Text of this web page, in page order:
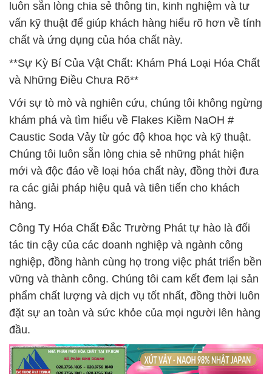
luôn sẵn lòng chia sẻ thông tin, kinh nghiệm và tư
vấn kỹ thuật để giúp khách hàng hiểu rõ hơn về tính
chất và ứng dụng của hóa chất này.
**Sự Kỳ Bí Của Vật Chất: Khám Phá Loại Hóa Chất
và Những Điều Chưa Rõ**
Với sự tò mò và nghiên cứu, chúng tôi không ngừng
khám phá và tìm hiểu về Flakes Kiềm NaOH #
Caustic Soda Vảy từ góc độ khoa học và kỹ thuật.
Chúng tôi luôn sẵn lòng chia sẻ những phát hiện
mới và độc đáo về loại hóa chất này, đồng thời đưa
ra các giải pháp hiệu quả và tiên tiến cho khách
hàng.
Công Ty Hóa Chất Đắc Trường Phát tự hào là đối
tác tin cậy của các doanh nghiệp và ngành công
nghiệp, đồng hành cùng họ trong việc phát triển bền
vững và thành công. Chúng tôi cam kết đem lại sản
phẩm chất lượng và dịch vụ tốt nhất, đồng thời luôn
đặt sự an toàn và sức khỏe của mọi người lên hàng
đầu.